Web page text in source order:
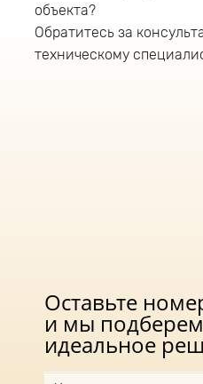
объекта?
Обратитесь за
техническому
Оставьте
и мы
идеальное